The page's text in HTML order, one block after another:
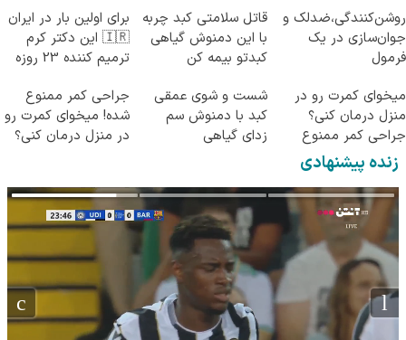
روشن‌کنندگی،ضد‌لک و
جوان‌سازی در یک
فرمول
قاتل سلامتی کبد چربه
با این دمنوش گیاهی
کبدتو بیمه کن
برای اولین بار در ایران
🇮🇷 این دکتر کرم
ترمیم کننده 23 روزه
میخوای کمرت رو در
منزل درمان کنی؟
جراحی کمر ممنوع
شده! ((پرسش‌نامه))
شست و شوی عمقی
کبد با دمنوش سم
زدای گیاهی
جراحی کمر ممنوع
شده! میخوای کمرت رو
در منزل درمان کنی؟
زنده پیشنهادی